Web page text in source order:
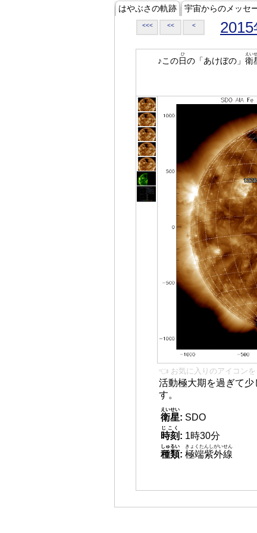
はやぶさの軌跡 宇宙からのメッセ
<<< << < 2015
♪この日
ひ
の「あけぼの」 衛
えい
👈 お気に入りのアイコンを
活動極大期を過ぎて
す。
衛星
えいせい
: SDO
時刻
じこく
: 1時30分
種類
しゅるい
: 極端紫外線
きょくたんしがいせん